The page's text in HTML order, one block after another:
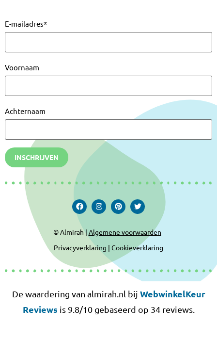
E-mailadres*
Voornaam
Achternaam
INSCHRIJVEN
© Almirah | Algemene voorwaarden
Privacyverklaring | Cookieverklaring
De waardering van almirah.nl bij WebwinkelKeur
Reviews is 9.8/10 gebaseerd op 34 reviews.